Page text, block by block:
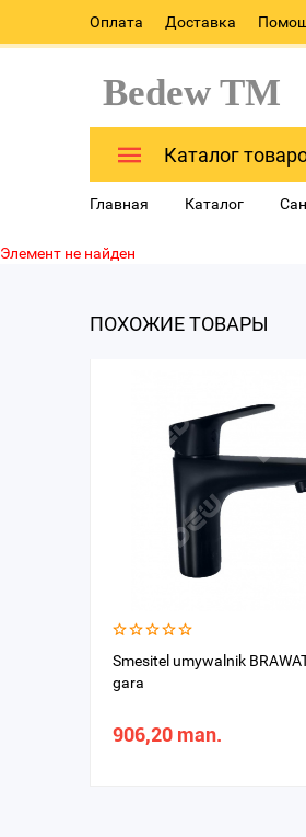
Оплата Доставка
Bedew TM
Каталог
Главная Каталог
Элемент не найден
ПОХОЖИЕ ТОВАРЫ
Smesitel umywalnik
gara
906,20 man.